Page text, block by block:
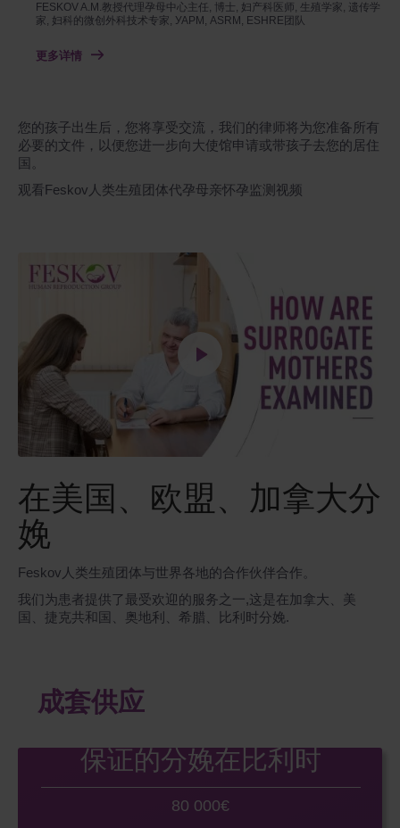
FESKOV A.M.教授代理孕母中心主任, 博士, 妇产科医师, 生殖学家, 遗传学
家, 妇科的微创外科技术专家, УАРМ, ASRM, ESHRE团队
更多详情
您的孩子出生后，您将享受交流，我们的律师将为您准备所有
必要的文件，以便您进一步向大使馆申请或带孩子去您的居住
国。
观看Feskov人类生殖团体代孕母亲怀孕监测视频
在美国、欧盟、加拿大分
娩
Feskov人类生殖团体与世界各地的合作伙伴合作。
我们为患者提供了最受欢迎的服务之一,这是在加拿大、美
国、捷克共和国、奥地利、希腊、比利时分娩.
成套供应
保证的分娩在比利时
80 000€